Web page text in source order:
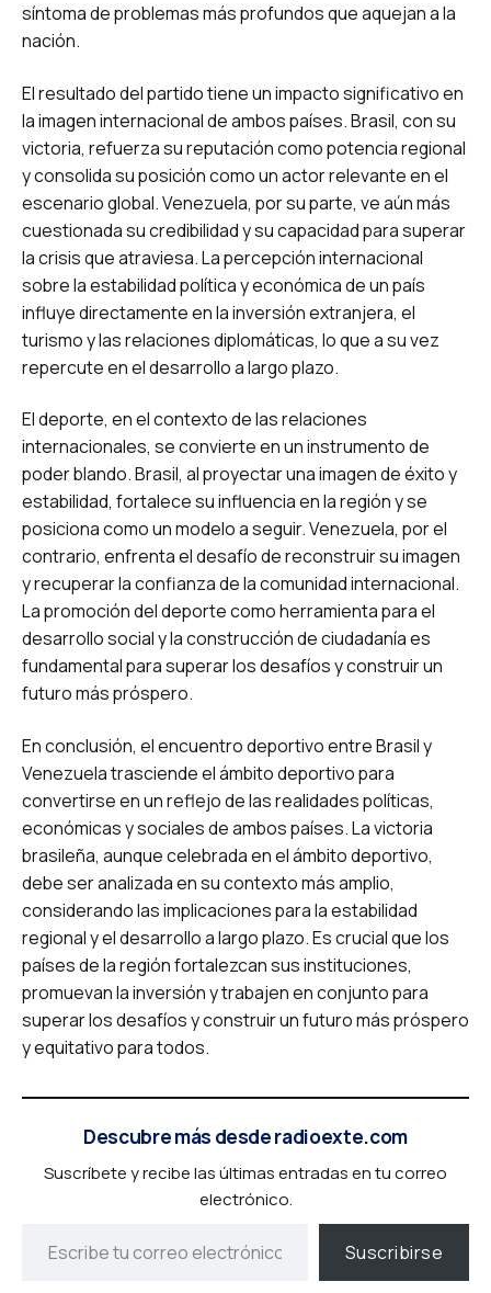
síntoma de problemas más profundos que aquejan a la
nación.
El resultado del partido tiene un impacto significativo en
la imagen internacional de ambos países. Brasil, con su
victoria, refuerza su reputación como potencia regional
y consolida su posición como un actor relevante en el
escenario global. Venezuela, por su parte, ve aún más
cuestionada su credibilidad y su capacidad para superar
la crisis que atraviesa. La percepción internacional
sobre la estabilidad política y económica de un país
influye directamente en la inversión extranjera, el
turismo y las relaciones diplomáticas, lo que a su vez
repercute en el desarrollo a largo plazo.
El deporte, en el contexto de las relaciones
internacionales, se convierte en un instrumento de
poder blando. Brasil, al proyectar una imagen de éxito y
estabilidad, fortalece su influencia en la región y se
posiciona como un modelo a seguir. Venezuela, por el
contrario, enfrenta el desafío de reconstruir su imagen
y recuperar la confianza de la comunidad internacional.
La promoción del deporte como herramienta para el
desarrollo social y la construcción de ciudadanía es
fundamental para superar los desafíos y construir un
futuro más próspero.
En conclusión, el encuentro deportivo entre Brasil y
Venezuela trasciende el ámbito deportivo para
convertirse en un reflejo de las realidades políticas,
económicas y sociales de ambos países. La victoria
brasileña, aunque celebrada en el ámbito deportivo,
debe ser analizada en su contexto más amplio,
considerando las implicaciones para la estabilidad
regional y el desarrollo a largo plazo. Es crucial que los
países de la región fortalezcan sus instituciones,
promuevan la inversión y trabajen en conjunto para
superar los desafíos y construir un futuro más próspero
y equitativo para todos.
Descubre más desde radioexte.com
Suscríbete y recibe las últimas entradas en tu correo
electrónico.
Suscribirse